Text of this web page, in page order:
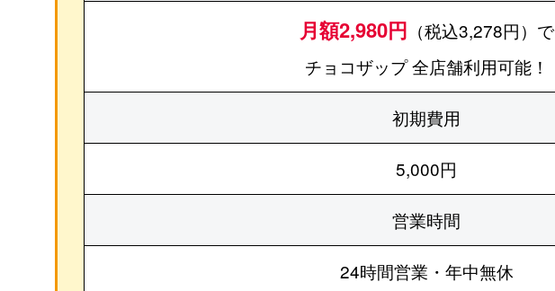
月額2,980円 （税込3,278円）で
チョコザップ 全店舗利用可能！
初期費用
5,000円
営業時間
24時間営業・年中無休